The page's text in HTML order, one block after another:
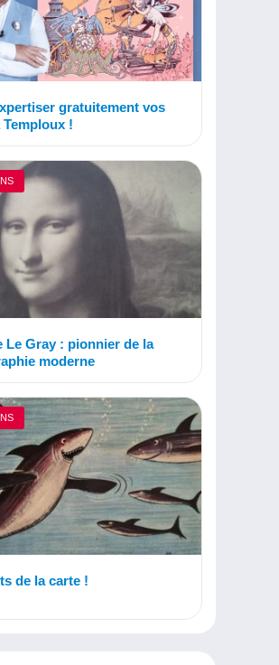
gratuitement vos
!
Le Gray : pionnier de la
moderne
de la carte !